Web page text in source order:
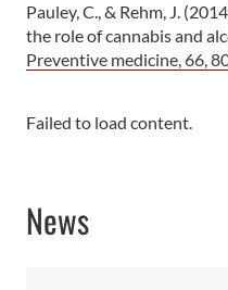
Pauley, C., & Rehm, J.
the role of cannabis and
Preventive medicine, 66,
Failed to load content.
News